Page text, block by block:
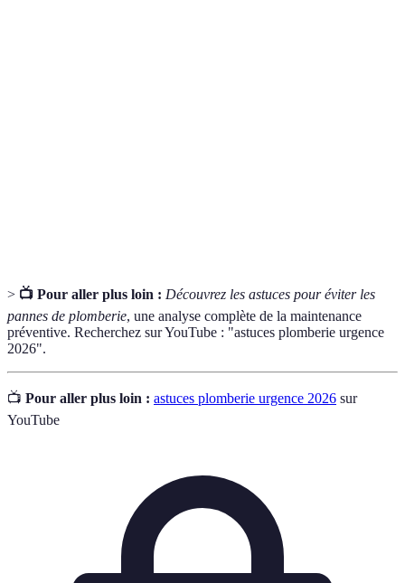
> 📺 Pour aller plus loin : Découvrez les astuces pour éviter les
pannes de plomberie, une analyse complète de la maintenance
préventive. Recherchez sur YouTube : "astuces plomberie urgence
2026".
📺 Pour aller plus loin : astuces plomberie urgence 2026 sur
YouTube